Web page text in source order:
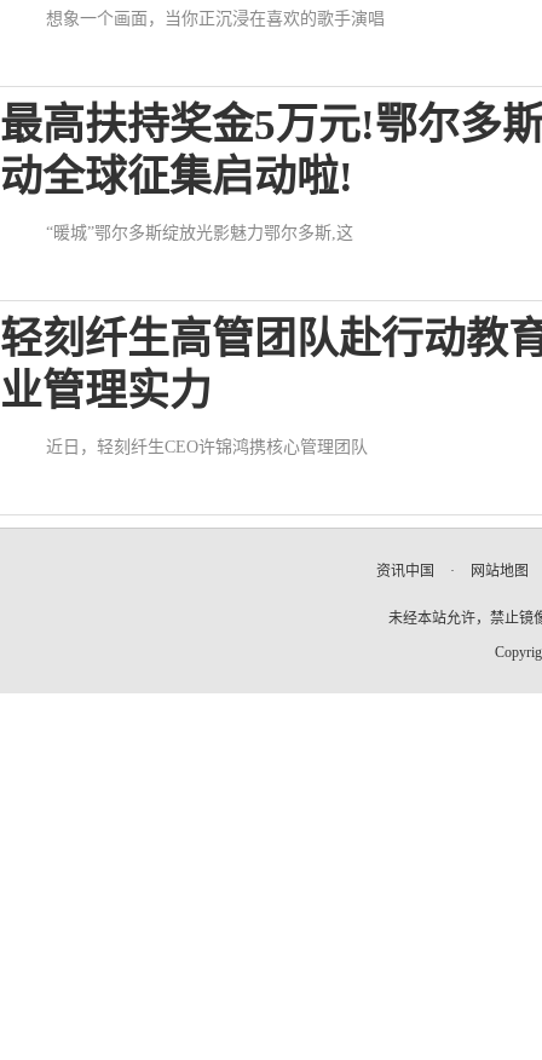
想象一个画面，当你正沉浸在喜欢的歌手演唱
最高扶持奖金5万元!鄂尔多
动全球征集启动啦!
“暖城”鄂尔多斯绽放光影魅力鄂尔多斯,这
轻刻纤生高管团队赴行动教
业管理实力
近日，轻刻纤生CEO许锦鸿携核心管理团队
资讯中国 · 网站地图
未经本站允许，禁止镜